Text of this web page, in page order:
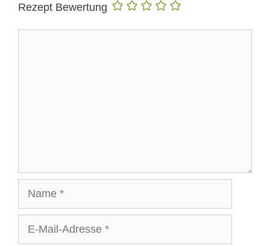
Rezept Bewertung